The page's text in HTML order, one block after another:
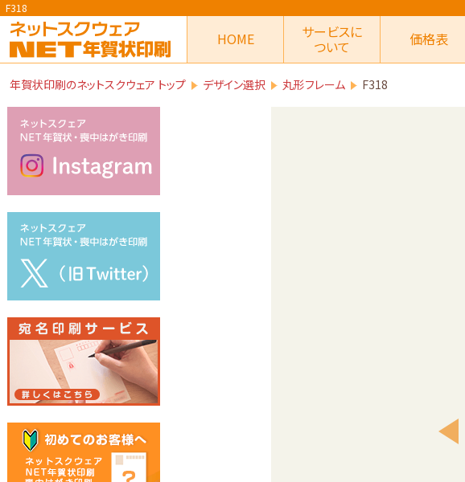
F318
HOME サービスに
ついて 価格表
年賀状印刷のネットスクウェア トップ デザイン選択 丸形フレーム F318